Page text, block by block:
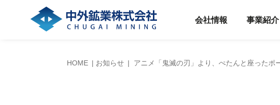
会社情報 事業紹介
HOME お知らせ アニメ「鬼滅の刃」より、ぺたんと座ったポ